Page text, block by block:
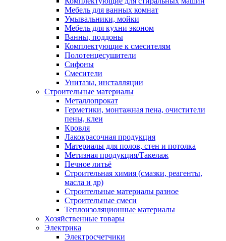
Мебель для ванных комнат
Умывальники, мойки
Мебель для кухни эконом
Ванны, поддоны
Комплектующие к смесителям
Полотенцесушители
Сифоны
Смесители
Унитазы, инсталляции
Строительные материалы
Металлопрокат
Герметики, монтажная пена, очистители
пены, клеи
Кровля
Лакокрасочная продукция
Материалы для полов, стен и потолка
Метизная продукция/Такелаж
Печное литьё
Строительная химия (смазки, реагенты,
масла и др)
Строительные материалы разное
Строительные смеси
Теплоизоляционные материалы
Хозяйственные товары
Электрика
Электросчетчики